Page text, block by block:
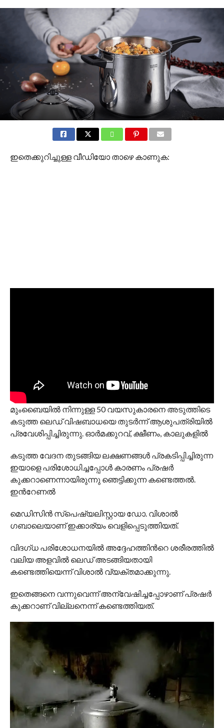
ഇതെക്കുറിച്ചുള്ള വീഡിയോ താഴെ കാണുക:
മുംബൈയിൽ നിന്നുള്ള 50 വയസുകാരനെ അടുത്തിടെ
കടുത്ത ലെഡ് വിഷബാധയെ തുടര്‍ന്ന് ആശുപത്രിയിൽ
പ്രവേശിപ്പിച്ചിരുന്നു. ഓർമക്കുറവ്, ക്ഷീണം, കാലുകളിൽ
കടുത്ത വേദന തുടങ്ങിയ ലക്ഷണങ്ങൾ പ്രകടിപ്പിച്ചിരുന്ന
ഇയാളെ പരിശോധിച്ചപ്പോൾ കാരണം പ്രഷര്‍
കുക്കറാണെന്നായിരുന്നു ഞെട്ടിക്കുന്ന കണ്ടെത്തൽ.
ഇന്‍റേണൽ
മെഡിസിൻ സ്പെഷ്യലിസ്റ്റായ ഡോ. വിശാൽ
ഗബാലെയാണ് ഇക്കാര്യം വെളിപ്പെടുത്തിയത്.
വിദഗ്ധ പരിശോധനയിൽ അദ്ദേഹത്തിന്‍റെ ശരീരത്തിൽ
വലിയ അളവിൽ ലെഡ് അടങ്ങിയതായി
കണ്ടെത്തിയെന്ന് വിശാൽ വ്യക്തമാക്കുന്നു.
ഇതെങ്ങനെ വന്നുവെന്ന് അന്വേഷിച്ചപ്പോഴാണ് പ്രഷര്‍
കുക്കറാണ് വില്ലനെന്ന് കണ്ടെത്തിയത്.